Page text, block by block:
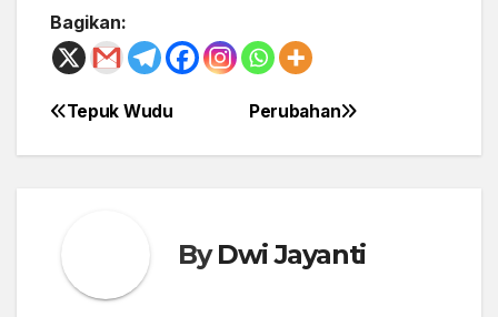
Bagikan:
Post
navigation
Perubahan
Tepuk Wudu
ByDwi Jayanti